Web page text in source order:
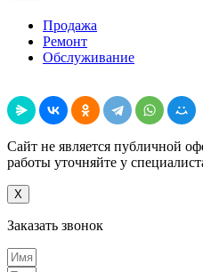
Продажа
Ремонт
Обслуживание
Сайт не является публичной
работы уточняйте у
X
Заказать звонок